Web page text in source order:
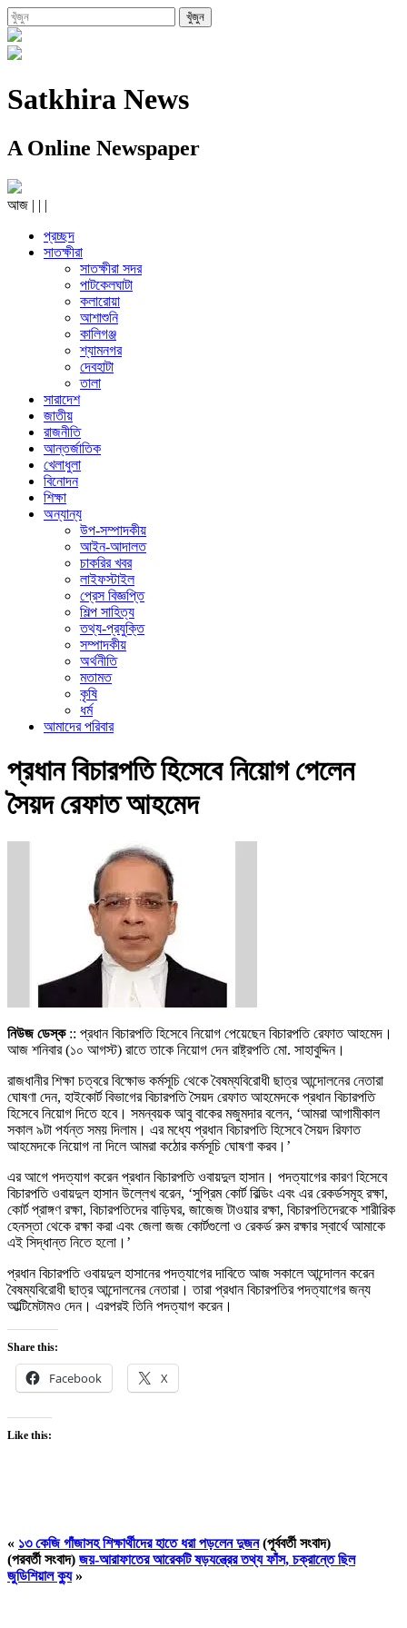
Satkhira News
A Online Newspaper
আজ | | |
প্রচ্ছদ
সাতক্ষীরা
সাতক্ষীরা সদর
পাটকেলঘাটা
কলারোয়া
আশাশুনি
কালিগঞ্জ
শ্যামনগর
দেবহাটা
তালা
সারাদেশ
জাতীয়
রাজনীতি
আন্তর্জাতিক
খেলাধুলা
বিনোদন
শিক্ষা
অন্যান্য
উপ-সম্পাদকীয়
আইন-আদালত
চাকরির খবর
লাইফস্টাইল
প্রেস বিজ্ঞপ্তি
শিল্প সাহিত্য
তথ্য-প্রযুক্তি
সম্পাদকীয়
অর্থনীতি
মতামত
কৃষি
ধর্ম
আমাদের পরিবার
প্রধান বিচারপতি হিসেবে নিয়োগ পেলেন
সৈয়দ রেফাত আহমেদ
নিউজ ডেস্ক :: প্রধান বিচারপতি হিসেবে নিয়োগ পেয়েছেন বিচারপতি রেফাত আহমেদ।
আজ শনিবার (১০ আগস্ট) রাতে তাকে নিয়োগ দেন রাষ্ট্রপতি মো. সাহাবুদ্দিন।
রাজধানীর শিক্ষা চত্বরে বিক্ষোভ কর্মসূচি থেকে বৈষম্যবিরোধী ছাত্র আন্দোলনের নেতারা
ঘোষণা দেন, হাইকোর্ট বিভাগের বিচারপতি সৈয়দ রেফাত আহমেদকে প্রধান বিচারপতি
হিসেবে নিয়োগ দিতে হবে। সমন্বয়ক আবু বাকের মজুমদার বলেন, ‘আমরা আগামীকাল
সকাল ৯টা পর্যন্ত সময় দিলাম। এর মধ্যে প্রধান বিচারপতি হিসেবে সৈয়দ রিফাত
আহমেদকে নিয়োগ না দিলে আমরা কঠোর কর্মসূচি ঘোষণা করব।’
এর আগে পদত্যাগ করেন প্রধান বিচারপতি ওবায়দুল হাসান। পদত্যাগের কারণ হিসেবে
বিচারপতি ওবায়দুল হাসান উল্লেখ বরেন, ‘সুপ্রিম কোর্ট বিল্ডিং এবং এর রেকর্ডসমূহ রক্ষা,
কোর্ট প্রাঙ্গণ রক্ষা, বিচারপতিদের বাড়িঘর, জাজেজ টাওয়ার রক্ষা, বিচারপতিদেরকে শারীরিক
হেনস্তা থেকে রক্ষা করা এবং জেলা জজ কোর্টগুলো ও রেকর্ড রুম রক্ষার স্বার্থে আমাকে
এই সিদ্ধান্ত নিতে হলো।’
প্রধান বিচারপতি ওবায়দুল হাসানের পদত্যাগের দাবিতে আজ সকালে আন্দোলন করেন
বৈষম্যবিরোধী ছাত্র আন্দোলনের নেতারা। তারা প্রধান বিচারপতির পদত্যাগের জন্য
আল্টিমেটামও দেন। এরপরই তিনি পদত্যাগ করেন।
Share this:
Facebook X
Like this:
« ১৩ কেজি গাঁজাসহ শিক্ষার্থীদের হাতে ধরা পড়লেন দুজন(পূর্ববর্তী সংবাদ)
(পরবর্তী সংবাদ) জয়-আরাফাতের আরেকটি ষড়যন্ত্রের তথ্য ফাঁস, চক্রান্তে ছিল
জুডিশিয়াল ক্যু»